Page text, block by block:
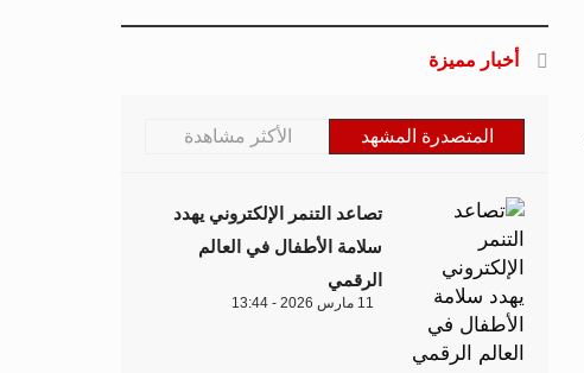
أخبار مميزة
المتصدرة المشهد الأكثر مشاهدة
تصاعد التنمر الإلكتروني يهدد
سلامة الأطفال في العالم
الرقمي
11 مارس 2026 - 13:44